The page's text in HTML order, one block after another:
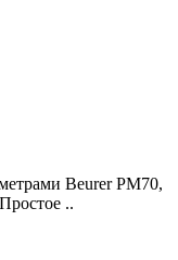
Beurer PM70,
..